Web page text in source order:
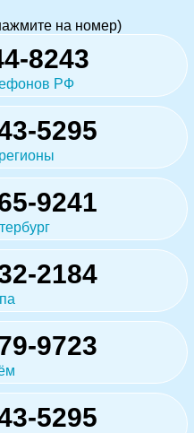
на номер)
8243
РФ
5295
9241
2184
9723
5295